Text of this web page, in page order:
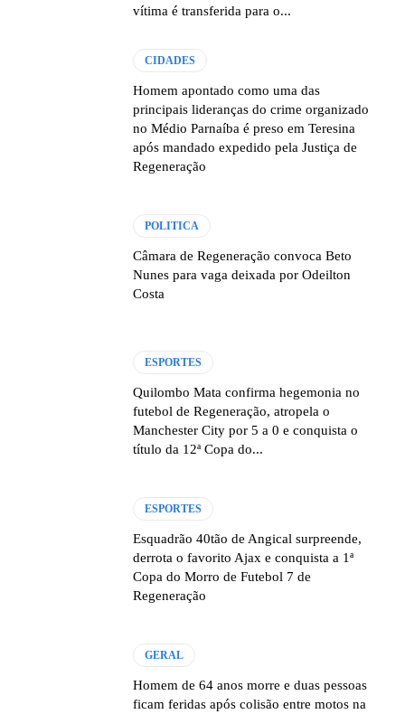
vítima é transferida para o...
CIDADES
Homem apontado como uma das
principais lideranças do crime organizado
no Médio Parnaíba é preso em Teresina
após mandado expedido pela Justiça de
Regeneração
POLITICA
Câmara de Regeneração convoca Beto
Nunes para vaga deixada por Odeilton
Costa
ESPORTES
Quilombo Mata confirma hegemonia no
futebol de Regeneração, atropela o
Manchester City por 5 a 0 e conquista o
título da 12ª Copa do...
ESPORTES
Esquadrão 40tão de Angical surpreende,
derrota o favorito Ajax e conquista a 1ª
Copa do Morro de Futebol 7 de
Regeneração
GERAL
Homem de 64 anos morre e duas pessoas
ficam feridas após colisão entre motos na